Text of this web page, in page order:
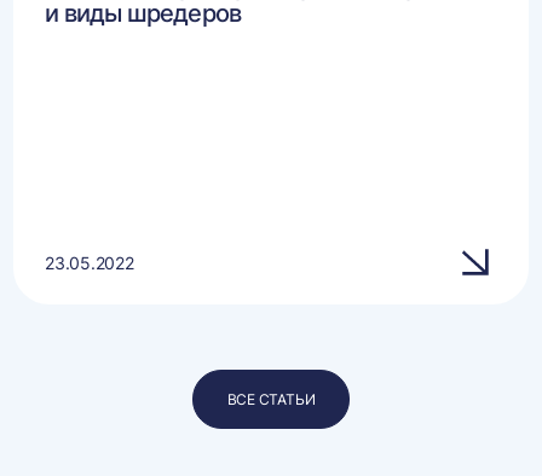
и виды шредеров
23.05.2022
ВСЕ СТАТЬИ